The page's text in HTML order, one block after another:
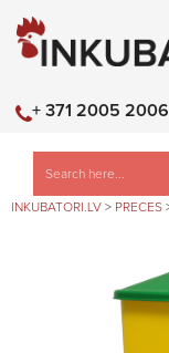
+ 371 2005 2006
INKUBATORI.LV > PRECES